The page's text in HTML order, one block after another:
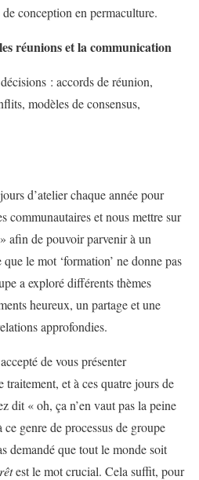
conception en permaculture.
réunions et la communication
: accords de réunion,
modèles de consensus,
d’atelier chaque année pour
communautaires et nous mettre sur
afin de pouvoir parvenir à un
le mot ‘formation’ ne donne pas
a exploré différents thèmes
heureux, un partage et une
approfondies.
de vous présenter
et à ces quatre jours de
dit « oh, ça n’en vaut pas la peine
ce genre de processus de groupe
demandé que tout le monde soit
est le mot crucial. Cela suffit, pour